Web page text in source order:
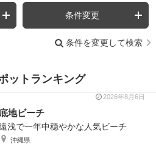
条件変更
条件を変更して検索
ットランキング
2026年8月6日
底地ビーチ
浅で一年中穏やかな人気ビーチ
沖縄県